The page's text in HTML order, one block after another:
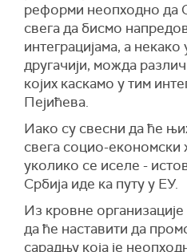
реформи неопходно да
свега да бисмо
интеграцијама, а
другачији, можда
којих каскамо у тим
Пејићева.
Иако су свесни да ће
свега социо-
уколико се иселе -
Србија иде ка путу у ЕУ.
Из кровне
да ће наставити да
сарадњу која је